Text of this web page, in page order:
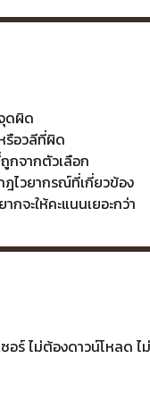
ดผิด
รือวลีที่ผิด
กจากตัวเลือก
ไวยากรณ์ที่เกี่ยวข้อง
จะให้คะแนนเยอะกว่า
อร์ ไม่ต้องดาวน์โหลด